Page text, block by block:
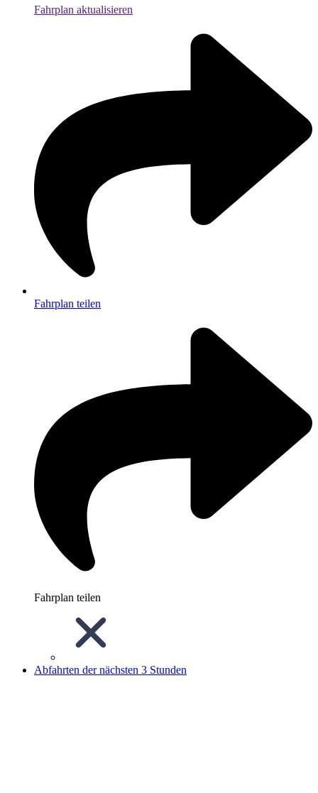
Fahrplan aktualisieren
Fahrplan teilen
Fahrplan teilen
Abfahrten der nächsten 3 Stunden